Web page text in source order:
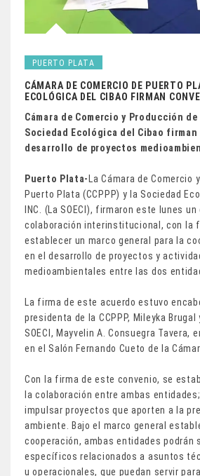
PUERTO PLATA
CÁMARA DE COMERCIO DE PUERTO
ECOLÓGICA DEL CIBAO FIRMAN
Cámara de Comercio y Producción
Sociedad Ecológica del Cibao firman
desarrollo de proyectos
Puerto Plata- La Cámara de Comercio
Puerto Plata (CCPPP) y la Sociedad
INC. (La SOECI), firmaron este lunes
colaboración interinstitucional, con la
establecer un marco general para la
en el desarrollo de proyectos y
medioambientales entre las dos
La firma de este acuerdo estuvo
presidenta de la CCPPP, Mileyka
SOECI, Mayvelin A. Consuegra Tavera,
en el Salón Fernando Cueto de la
Con la firma de este convenio, se
la colaboración entre ambas
impulsar proyectos que aporten a la
ambiente. Bajo el marco general
cooperación, ambas entidades podrán
específicos relacionados a asuntos
u operacionales, que puedan servir